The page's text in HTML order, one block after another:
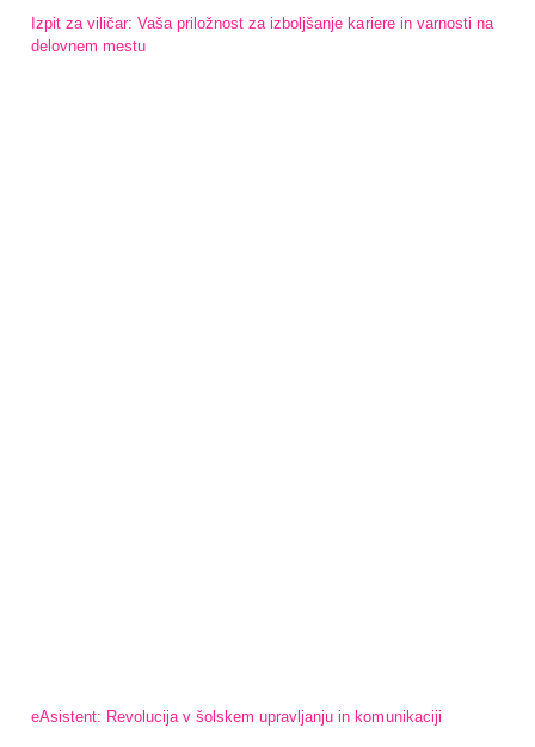
Izpit za viličar: Vaša priložnost za izboljšanje kariere in varnosti na
delovnem mestu
eAsistent: Revolucija v šolskem upravljanju in komunikaciji